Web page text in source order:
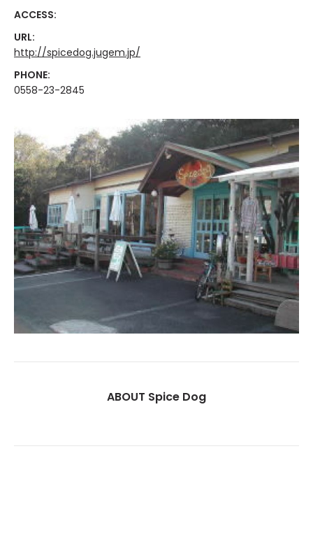
ACCESS:
URL:
http://spicedog.jugem.jp/
PHONE:
0558-23-2845
ABOUT Spice Dog